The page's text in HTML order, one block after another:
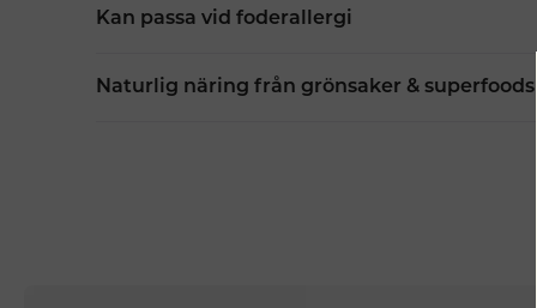
Kan passa vid foderallergi
Naturlig näring från grönsaker & superfoods